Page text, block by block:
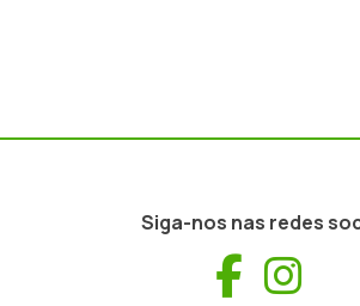
Siga-nos nas redes